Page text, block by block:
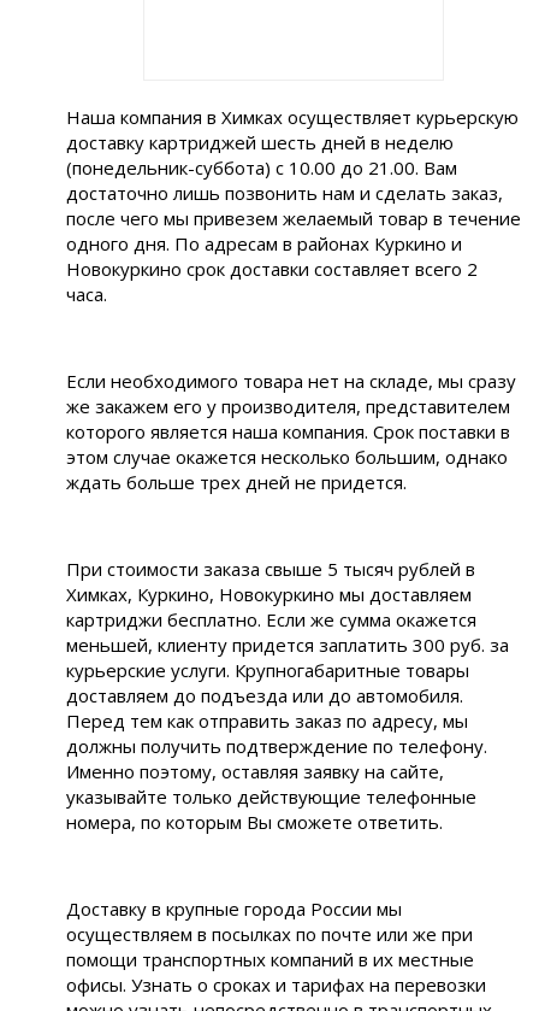
Наша компания в Химках осуществляет курьерскую
доставку картриджей шесть дней в неделю
(понедельник-суббота) с 10.00 до 21.00. Вам
достаточно лишь позвонить нам и сделать заказ,
после чего мы привезем желаемый товар в течение
одного дня. По адресам в районах Куркино и
Новокуркино срок доставки составляет всего 2
часа.
Если необходимого товара нет на складе, мы сразу
же закажем его у производителя, представителем
которого является наша компания. Срок поставки в
этом случае окажется несколько большим, однако
ждать больше трех дней не придется.
При стоимости заказа свыше 5 тысяч рублей в
Химках, Куркино, Новокуркино мы доставляем
картриджи бесплатно. Если же сумма окажется
меньшей, клиенту придется заплатить 300 руб. за
курьерские услуги. Крупногабаритные товары
доставляем до подъезда или до автомобиля.
Перед тем как отправить заказ по адресу, мы
должны получить подтверждение по телефону.
Именно поэтому, оставляя заявку на сайте,
указывайте только действующие телефонные
номера, по которым Вы сможете ответить.
Доставку в крупные города России мы
осуществляем в посылках по почте или же при
помощи транспортных компаний в их местные
офисы. Узнать о сроках и тарифах на перевозки